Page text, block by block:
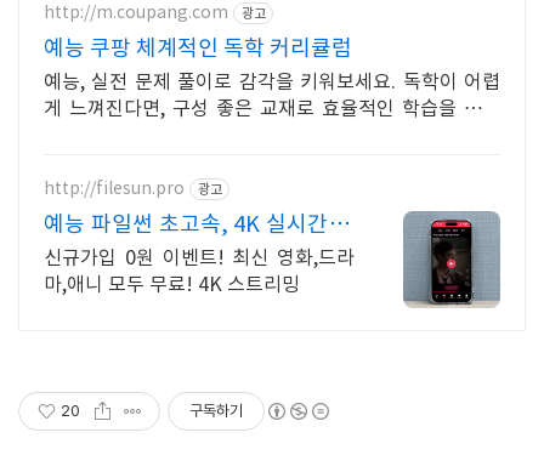
http://m.coupang.com 광고
예능 쿠팡 체계적인 독학 커리큘럼
예능, 실전 문제 풀이로 감각을 키워보세요. 독학이 어렵
게 느껴진다면, 구성 좋은 교재로 효율적인 학습을 시작
http://filesun.pro 광고
예능 파일썬 초고속, 4K 실시간 보
기!
신규가입 0원 이벤트! 최신 영화,드라
마,애니 모두 무료! 4K 스트리밍
20 구독하기